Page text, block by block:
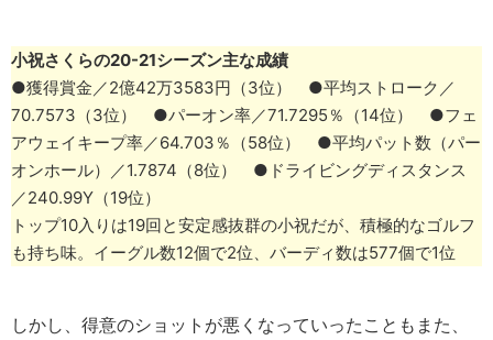
小祝さくらの20-21シーズン主な成績
●獲得賞金／2億42万3583円（3位） ●平均ストローク／
70.7573（3位） ●パーオン率／71.7295％（14位） ●フェ
アウェイキープ率／64.703％（58位） ●平均パット数（パー
オンホール）／1.7874（8位） ●ドライビングディスタンス
／240.99Y（19位）
トップ10入りは19回と安定感抜群の小祝だが、積極的なゴルフ
も持ち味。イーグル数12個で2位、バーディ数は577個で1位
しかし、得意のショットが悪くなっていったこともまた、